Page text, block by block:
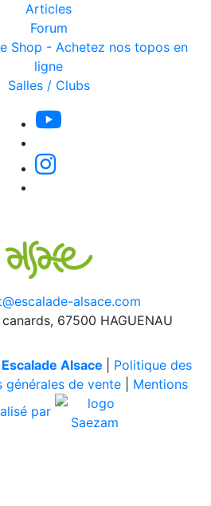
Articles
Forum
Shop - Achetez nos topos en
ligne
Salles / Clubs
alsace.com
67500 HAGUENAU
Alsace
Politique des
générales de vente| Mentions
par